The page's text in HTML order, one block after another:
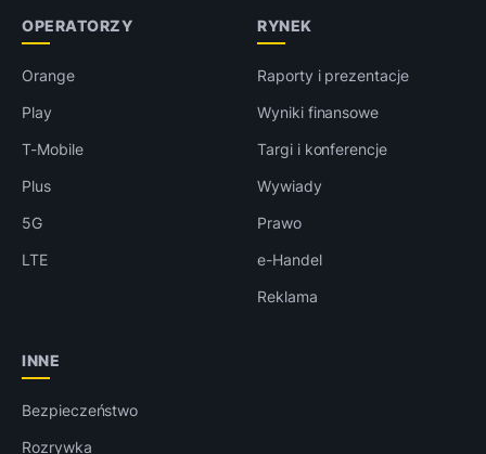
OPERATORZY
Orange
Play
T-Mobile
Plus
5G
LTE
RYNEK
Raporty i prezentacje
Wyniki finansowe
Targi i konferencje
Wywiady
Prawo
e-Handel
Reklama
INNE
Bezpieczeństwo
Rozrywka